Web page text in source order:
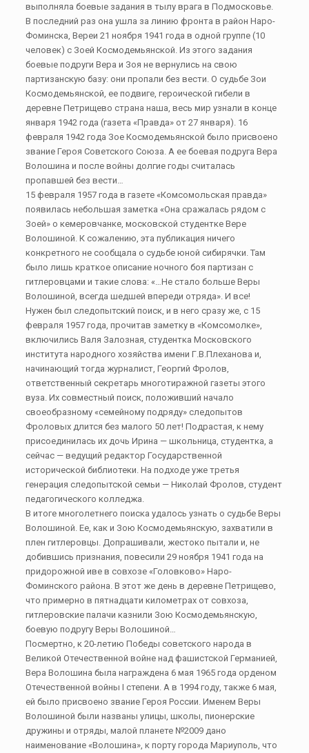
выполняла боевые задания в тылу врага в Подмосковье.
В последний раз она ушла за линию фронта в район Наро-
Фоминска, Вереи 21 ноября 1941 года в одной группе (10
человек) с Зоей Космодемьянской. Из этого задания
боевые подруги Вера и Зоя не вернулись на свою
партизанскую базу: они пропали без вести. О судьбе Зои
Космодемьянской, ее подвиге, героической гибели в
деревне Петрищево страна наша, весь мир узнали в конце
января 1942 года (газета «Правда» от 27 января). 16
февраля 1942 года Зое Космодемьянской было присвоено
звание Героя Советского Союза. А ее боевая подруга Вера
Волошина и после войны долгие годы считалась
пропавшей без вести…
15 февраля 1957 года в газете «Комсомольская правда»
появилась небольшая заметка «Она сражалась рядом с
Зоей» о кемеровчанке, московской студентке Вере
Волошиной. К сожалению, эта публикация ничего
конкретного не сообщала о судьбе юной сибирячки. Там
было лишь краткое описание ночного боя партизан с
гитлеровцами и такие слова: «…Не стало больше Веры
Волошиной, всегда шедшей впереди отряда». И все!
Нужен был следопытский поиск, и в него сразу же, с 15
февраля 1957 года, прочитав заметку в «Комсомолке»,
включились Валя Залозная, студентка Московского
института народного хозяйства имени Г.В.Плеханова и,
начинающий тогда журналист, Георгий Фролов,
ответственный секретарь многотиражной газеты этого
вуза. Их совместный поиск, положивший начало
своеобразному «семейному подряду» следопытов
Фроловых длится без малого 50 лет! Подрастая, к нему
присоединилась их дочь Ирина — школьница, студентка, а
сейчас — ведущий редактор Государственной
исторической библиотеки. На подходе уже третья
генерация следопытской семьи — Николай Фролов, студент
педагогического колледжа.
В итоге многолетнего поиска удалось узнать о судьбе Веры
Волошиной. Ее, как и Зою Космодемьянскую, захватили в
плен гитлеровцы. Допрашивали, жестоко пытали и, не
добившись признания, повесили 29 ноября 1941 года на
придорожной иве в совхозе «Головково» Наро-
Фоминского района. В этот же день в деревне Петрищево,
что примерно в пятнадцати километрах от совхоза,
гитлеровские палачи казнили Зою Космодемьянскую,
боевую подругу Веры Волошиной…
Посмертно, к 20-летию Победы советского народа в
Великой Отечественной войне над фашистской Германией,
Вера Волошина была награждена 6 мая 1965 года орденом
Отечественной войны I степени. А в 1994 году, также 6 мая,
ей было присвоено звание Героя России. Именем Веры
Волошиной были названы улицы, школы, пионерские
дружины и отряды, малой планете №2009 дано
наименование «Волошина», к порту города Мариуполь, что